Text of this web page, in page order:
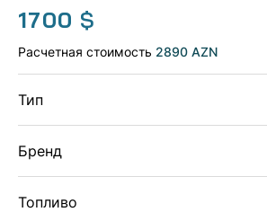
1700 $
Расчетная стоимость 2890 AZN
Тип
Бренд
Топливо